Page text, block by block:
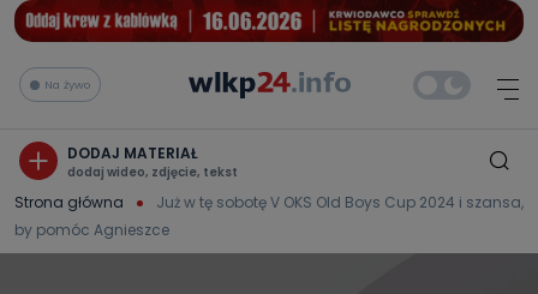
Na żywo
DODAJ MATERIAŁ
dodaj wideo, zdjęcie, tekst
Strona główna
Już w tę sobotę V OKS Old Boys Cup 2024 i szansa,
by pomóc Agnieszce